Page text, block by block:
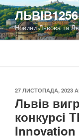
Перейти
до
вмісту
ЛЬВІВ1256
Новини Львова та
ОПУБЛІКОВАНО
27 ЛИСТОПАДА, 2023
Львів
конкурсі
Innovation